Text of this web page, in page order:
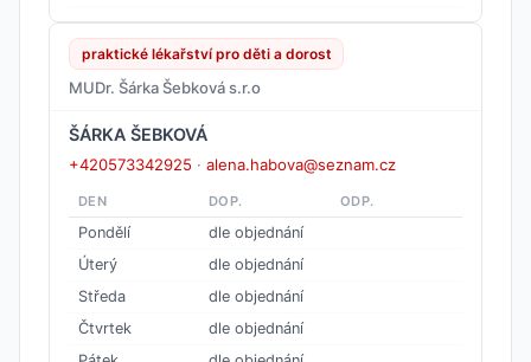
praktické lékařství pro děti a dorost
MUDr. Šárka Šebková s.r.o
ŠÁRKA ŠEBKOVÁ
+420573342925 · alena.habova@seznam.cz
DEN DOP. ODP.
Pondělí
dle objednání
Úterý
dle objednání
Středa
dle objednání
Čtvrtek
dle objednání